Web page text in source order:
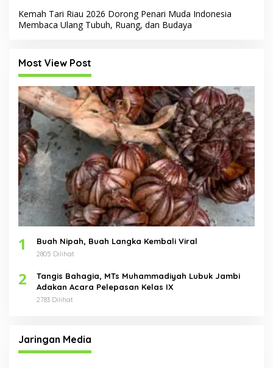
Kemah Tari Riau 2026 Dorong Penari Muda Indonesia
Membaca Ulang Tubuh, Ruang, dan Budaya
Most View Post
1 Buah Nipah, Buah Langka Kembali Viral
2805 Dilihat
2
Tangis Bahagia, MTs Muhammadiyah Lubuk Jambi
Adakan Acara Pelepasan Kelas IX
2783 Dilihat
Jaringan Media